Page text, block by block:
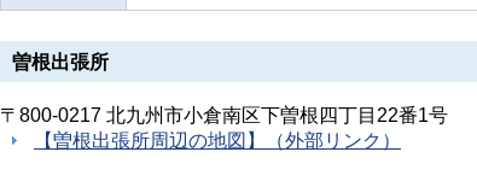
曽根出張所
〒800-0217 北九州市小倉南区下曽根四丁目22番1号
【曽根出張所周辺の地図】（外部リンク）